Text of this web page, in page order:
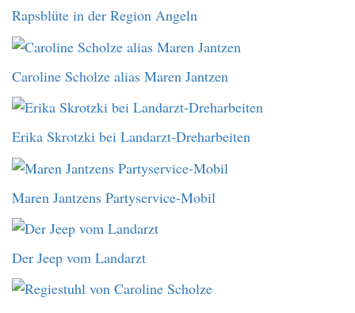
Rapsblüte in der Region Angeln
Caroline Scholze alias Maren Jantzen
Erika Skrotzki bei Landarzt-Dreharbeiten
Maren Jantzens Partyservice-Mobil
Der Jeep vom Landarzt